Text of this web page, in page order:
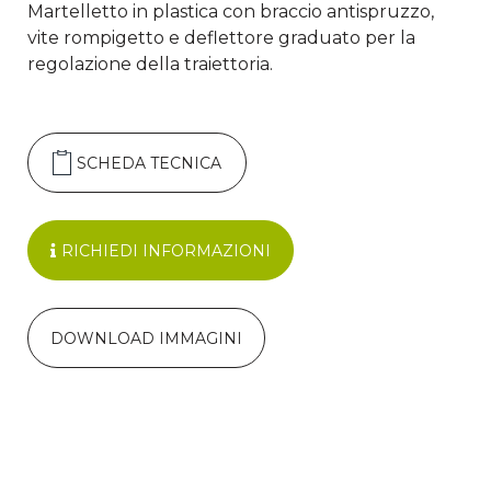
Martelletto in plastica con braccio antispruzzo,
vite rompigetto e deflettore graduato per la
regolazione della traiettoria.
SCHEDA TECNICA
RICHIEDI INFORMAZIONI
DOWNLOAD IMMAGINI